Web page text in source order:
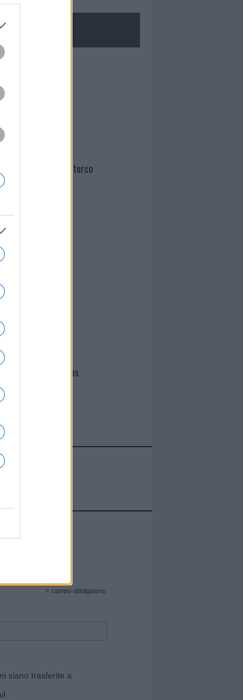
Martina Agostina Diturco
I nostri cari
I nostri cari
Giovannimaria Cabras
web!
* campo obbligatorio
siano trasferite a